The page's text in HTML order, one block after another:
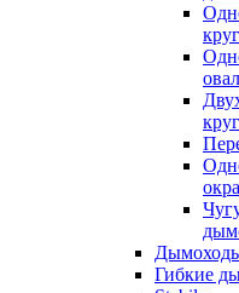
Гибкие